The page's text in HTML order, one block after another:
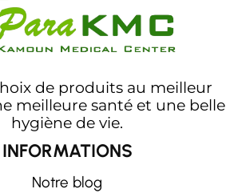
de produits au meilleur
meilleure santé et une belle
hygiène de vie.
INFORMATIONS
Notre blog